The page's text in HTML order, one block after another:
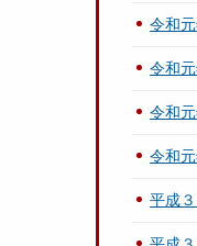
令和
令和
令和
令和
平成